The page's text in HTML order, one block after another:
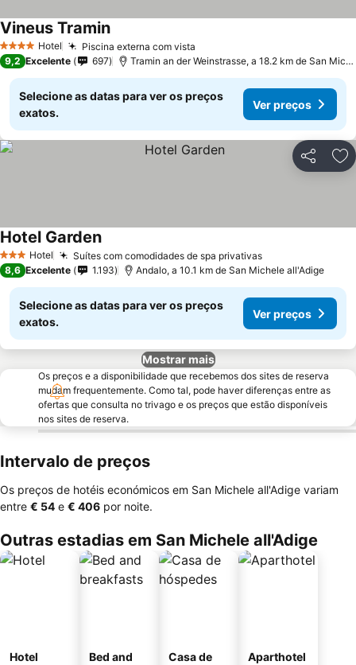
4 EstrelasHotel Piscina externa com vista
Vineus TraminVer preços
9,2 Excelente 697 Tramin an der Weinstrasse, a 18.2 km de San
Selecione as datas para ver os preços
exatos.
Ver preços
Partilhar
3 EstrelasHotel Suítes com comodidades de spa privativasVer preços
Hotel GardenVer preços
8,6 Excelente 1.193 Andalo, a 10.1 km de San Michele all'Adige
Selecione as datas para ver os preços
exatos.
Ver preços
Mostrar mais
Os preços e a disponibilidade que recebemos dos sites de reserva
mudam frequentemente. Como tal, pode haver diferenças entre as
ofertas que consulta no trivago e os preços que estão disponíveis
nos sites de reserva.
Intervalo de preços
Os preços de hotéis económicos em San Michele all'Adige variam
entre ‎€ 54 e ‎€ 406 por noite.
Outras estadias em San Michele all'Adige
Hotel
Bed and
Casa de
Aparthotel